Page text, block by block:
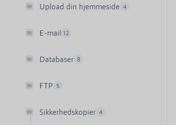
Upload din hjemmeside 4
E-mail 12
Databaser 8
FTP 5
Sikkerhedskopier 4